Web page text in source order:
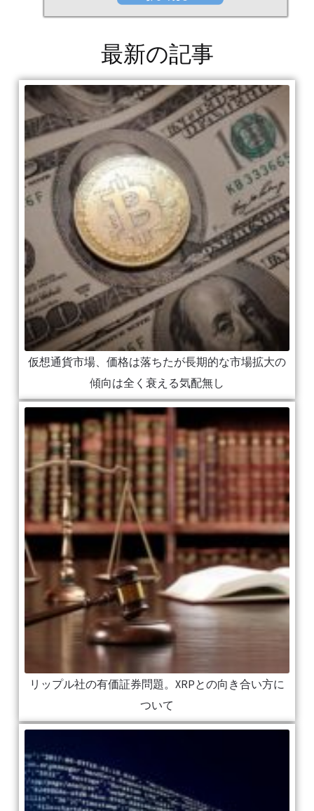
最新の記事
仮想通貨市場、価格は落ちたが長期的な市場拡大の
傾向は全く衰える気配無し
リップル社の有価証券問題。XRPとの向き合い方に
ついて